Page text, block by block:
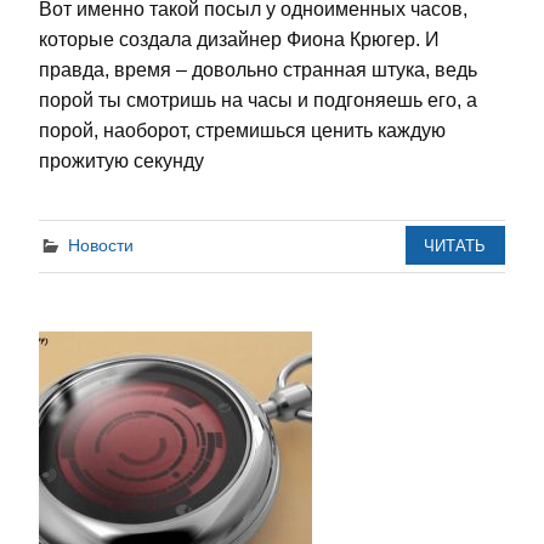
Вот именно такой посыл у одноименных часов,
которые создала дизайнер Фиона Крюгер. И
правда, время – довольно странная штука, ведь
порой ты смотришь на часы и подгоняешь его, а
порой, наоборот, стремишься ценить каждую
прожитую секунду
Новости ЧИТАТЬ